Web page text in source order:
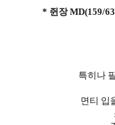
* 쥔장 MD(159/
특히나
면티 입